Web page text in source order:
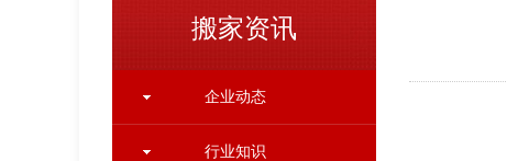
搬家资讯
企业动态
行业知识